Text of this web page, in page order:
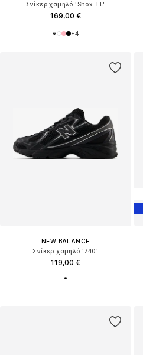
Σνίκερ χαμηλό 'Shox TL'
169,00 €
+4
NEW BALANCE
Σνίκερ χαμηλό '740'
119,00 €